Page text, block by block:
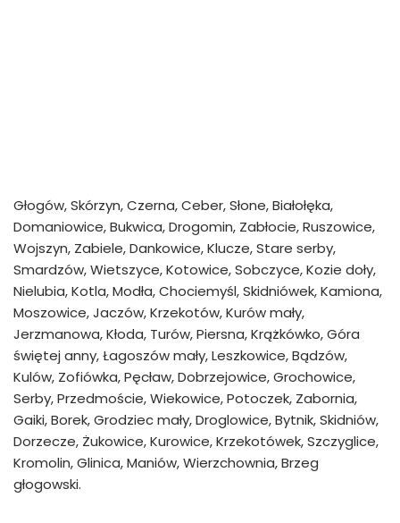
Głogów, Skórzyn, Czerna, Ceber, Słone, Białołęka,
Domaniowice, Bukwica, Drogomin, Zabłocie, Ruszowice,
Wojszyn, Zabiele, Dankowice, Klucze, Stare serby,
Smardzów, Wietszyce, Kotowice, Sobczyce, Kozie doły,
Nielubia, Kotla, Modła, Chociemyśl, Skidniówek, Kamiona,
Moszowice, Jaczów, Krzekotów, Kurów mały,
Jerzmanowa, Kłoda, Turów, Piersna, Krążkówko, Góra
świętej anny, Łagoszów mały, Leszkowice, Bądzów,
Kulów, Zofiówka, Pęcław, Dobrzejowice, Grochowice,
Serby, Przedmoście, Wiekowice, Potoczek, Zabornia,
Gaiki, Borek, Grodziec mały, Droglowice, Bytnik, Skidniów,
Dorzecze, Żukowice, Kurowice, Krzekotówek, Szczyglice,
Kromolin, Glinica, Maniów, Wierzchownia, Brzeg
głogowski.